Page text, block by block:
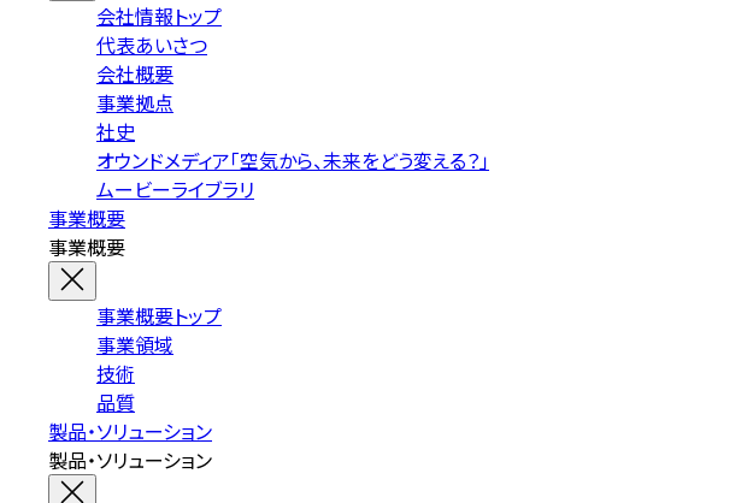
会社情報トップ
代表あいさつ
会社概要
事業拠点
社史
オウンドメディア「空気から、未来をどう変える？」
ムービーライブラリ
事業概要
事業概要
事業概要トップ
事業領域
技術
品質
製品・ソリューション
製品・ソリューション